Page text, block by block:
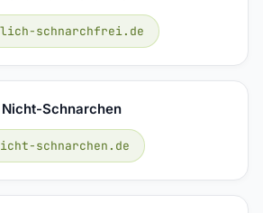
schnarchfrei.de
Nicht-Schnarchen
schnarchen.de